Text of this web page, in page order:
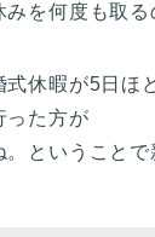
を何度も取る
休暇が5日ほ
った方が
ということ